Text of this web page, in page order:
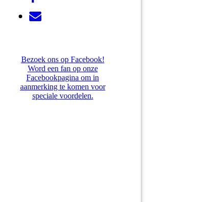
Bezoek ons op Facebook!
Word een fan op onze
Facebookpagina om in
aanmerking te komen voor
speciale voordelen.